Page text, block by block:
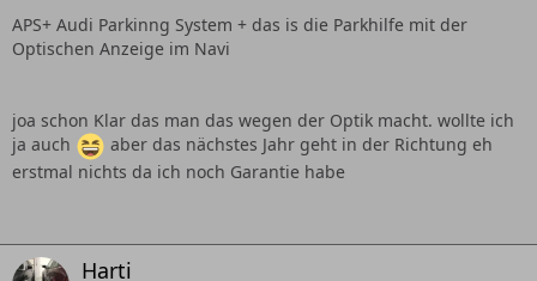
APS+ Audi Parkinng System + das is die Parkhilfe mit der
Optischen Anzeige im Navi
joa schon Klar das man das wegen der Optik macht. wollte ich
ja auch
aber das nächstes Jahr geht in der Richtung eh
erstmal nichts da ich noch Garantie habe
Harti